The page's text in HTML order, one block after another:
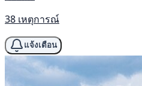
38 เหตุการณ์
แจ้งเตือน